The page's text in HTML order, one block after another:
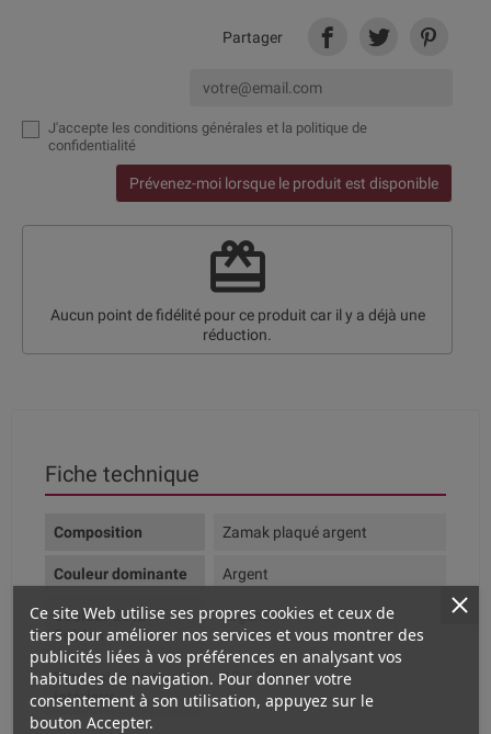
Partager
J'accepte les conditions générales et la politique de
confidentialité
Prévenez-moi lorsque le produit est disponible
redeem
Aucun point de fidélité pour ce produit car il y a déjà une
réduction.
Fiche technique
Composition Zamak plaqué argent
Couleur dominante Argent
Couleur de la
finition
Argent
Dimension du trou
intérieur
10 x 7mm
Ce site Web utilise ses propres cookies et ceux de
tiers pour améliorer nos services et vous montrer des
publicités liées à vos préférences en analysant vos
habitudes de navigation. Pour donner votre
consentement à son utilisation, appuyez sur le
bouton Accepter.